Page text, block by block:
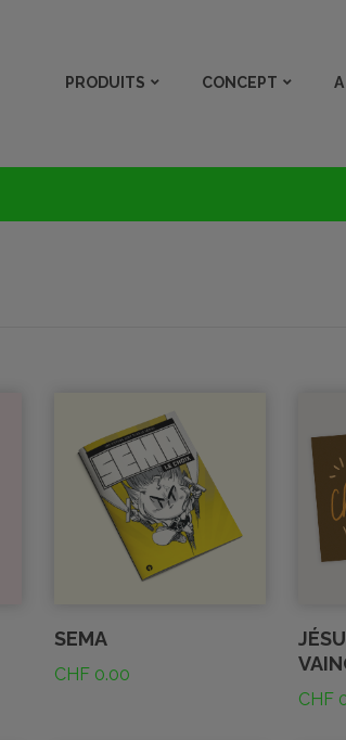
PRODUITS CONCEPT
SEMA
CHF 0.00
CHF